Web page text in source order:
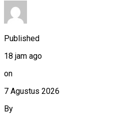
Published
18 jam ago
on
7 Agustus 2026
By